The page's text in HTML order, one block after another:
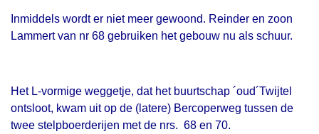
Inmiddels wordt er niet meer gewoond. Reinder en zoon
Lammert van nr 68 gebruiken het gebouw nu als schuur.
Het L-vormige weggetje, dat het buurtschap ´oud´Twijtel
ontsloot, kwam uit op de (latere) Bercoperweg tussen de
twee stelpboerderijen met de nrs. 68 en 70.